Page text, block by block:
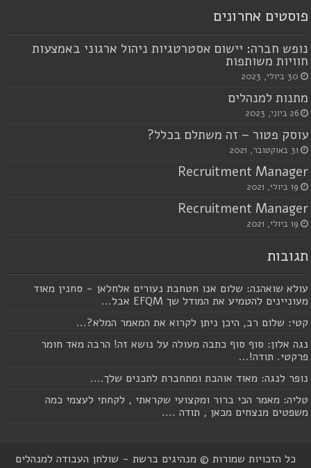
פוסטים אחרונים
נופש חברה: יישום אסטרטגיות ניהול ארגוני באמצעות
חוויות משותפות
30 ביולי, 2023
מתנות למנהלים
26 ביוני, 2023
עוסק פטור – זה משתלם בכלל?
31 באוקטובר, 2021
Recruitment Manager
19 ביולי, 2021
Recruitment Manager
19 ביולי, 2021
תגובות
עולא שואהנה: שלום אנו חטחבת נעורים אלחלאן - סחנין מאוד
מעוניינים להטמיע את המודל שך EFQM אבל...
קטי: שלום רב, היכן ניתן לקרוא את המאמר המלא?...
נגה אלון: סוף סוף כתבה מעולה על נושא זה! הרבה מאד חומר
פרקטי. תודה!...
נופר לנגה: מאוד אוהבת ומתחברת לתכנים שלך....
טליה: מאמר הכי ברור ומקצועי שקראתי , לקחתי לעצמי כמה
משפטים מנצחים מכאן , תודה ....
כל הזכויות שמורות © מנהיגים ברשת - שולחן העבודה למנהלים